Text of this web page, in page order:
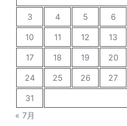
3
4 5 6
10
11 12 13
17
18 19 20
24
25 26 27
31
« 7月